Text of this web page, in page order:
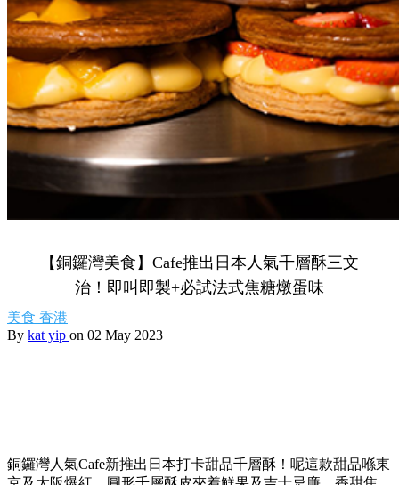
【銅鑼灣美食】Cafe推出日本人氣千層酥三文
治！即叫即製+必試法式焦糖燉蛋味
美食 香港
By kat yip on 02 May 2023
銅鑼灣人氣Cafe新推出日本打卡甜品千層酥！呢這款甜品喺東